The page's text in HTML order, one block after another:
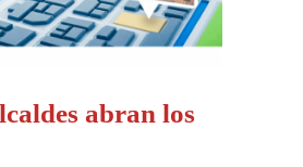
abran los